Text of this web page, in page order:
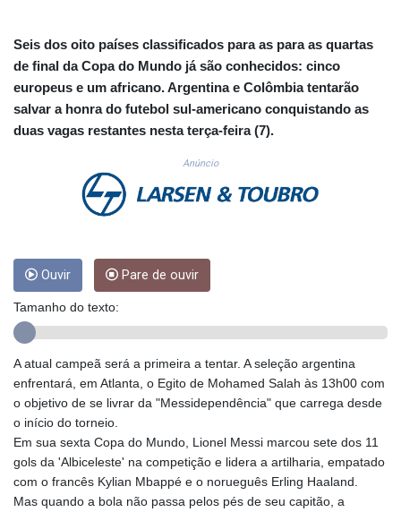
DOP 67.275332
DZD 153.346558
EGP 57.370946
ERN 17.285684
ETB 186.347968
FKP 0.856496
GBP 0.85733
GEL 3.013436
GIP 0.856496
GMD 85.276242
GTQ 8.809317
GYD 241.539903
HKD 9.040442
HNL 30.944652
HRK 7.534482
HUF 366.519917
IDR 20604.535143
ILS 3.465739
IMP 0.856496
Seis dos oito países classificados para as para as quartas
de final da Copa do Mundo já são conhecidos: cinco
europeus e um africano. Argentina e Colômbia tentarão
salvar a honra do futebol sul-americano conquistando as
duas vagas restantes nesta terça-feira (7).
Anúncio
Ouvir Pare de ouvir
Tamanho do texto:
A atual campeã será a primeira a tentar. A seleção argentina
enfrentará, em Atlanta, o Egito de Mohamed Salah às 13h00 com
o objetivo de se livrar da "Messidependência" que carrega desde
o início do torneio.
Em sua sexta Copa do Mundo, Lionel Messi marcou sete dos 11
gols da 'Albiceleste' na competição e lidera a artilharia, empatado
com o francês Kylian Mbappé e o norueguês Erling Haaland.
Mas quando a bola não passa pelos pés de seu capitão, a